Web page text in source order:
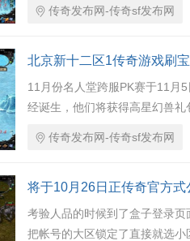
传奇发布网-传奇sf发布网
北京新十二区1传奇游戏刷
11月份名人堂跨服PK赛于11月
经诞生，他们将获得高星幻兽
传奇发布网-传奇sf发布网
将于10月26日正传奇官方式
考验人品的时候到了盒子登录
把帐号的大区锁定了直接就选